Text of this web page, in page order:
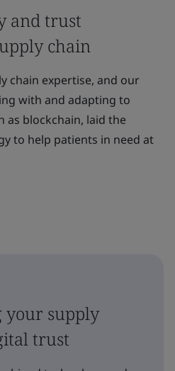
and trust
chain
chain expertise, and our
with and adapting to
as blockchain, laid the
to help patients in need at
your supply
trust